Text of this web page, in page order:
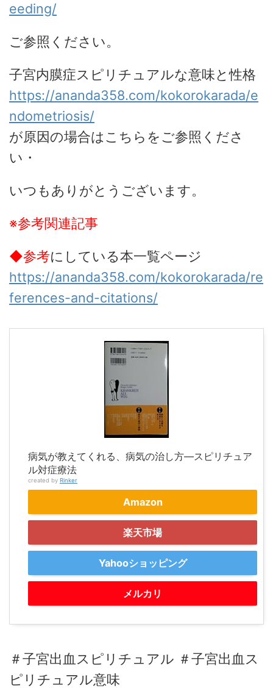
eeding/
ご参照ください。
子宮内膜症スピリチュアルな意味と性格
https://ananda358.com/kokorokarada/e
ndometriosis/
が原因の場合はこちらをご参照くださ
い・
いつもありがとうございます。
※参考関連記事
◆参考にしている本一覧ページ
https://ananda358.com/kokorokarada/re
ferences-and-citations/
病気が教えてくれる、病気の治し方―スピリチュア
ル対症療法
created by Rinker
Amazon
楽天市場
Yahooショッピング
メルカリ
＃子宮出血スピリチュアル ＃子宮出血ス
ピリチュアル意味